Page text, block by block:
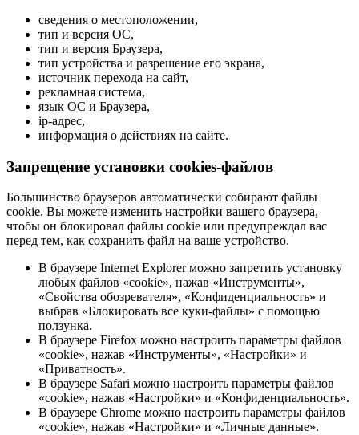
сведения о местоположении,
тип и версия ОС,
тип и версия Браузера,
тип устройства и разрешение его экрана,
источник перехода на сайт,
рекламная система,
язык ОС и Браузера,
ip-адрес,
информация о действиях на сайте.
Запрещение установки cookies-файлов
Большинство браузеров автоматически собирают файлы
cookie. Вы можете изменить настройки вашего браузера,
чтобы он блокировал файлы cookie или предупреждал вас
перед тем, как сохранить файл на ваше устройство.
В браузере Internet Explorer можно запретить установку
любых файлов «cookie», нажав «Инструменты»,
«Свойства обозревателя», «Конфиденциальность» и
выбрав «Блокировать все куки-файлы» с помощью
ползунка.
В браузере Firefox можно настроить параметры файлов
«cookie», нажав «Инструменты», «Настройки» и
«Приватность».
В браузере Safari можно настроить параметры файлов
«cookie», нажав «Настройки» и «Конфиденциальность».
В браузере Chrome можно настроить параметры файлов
«cookie», нажав «Настройки» и «Личные данные».